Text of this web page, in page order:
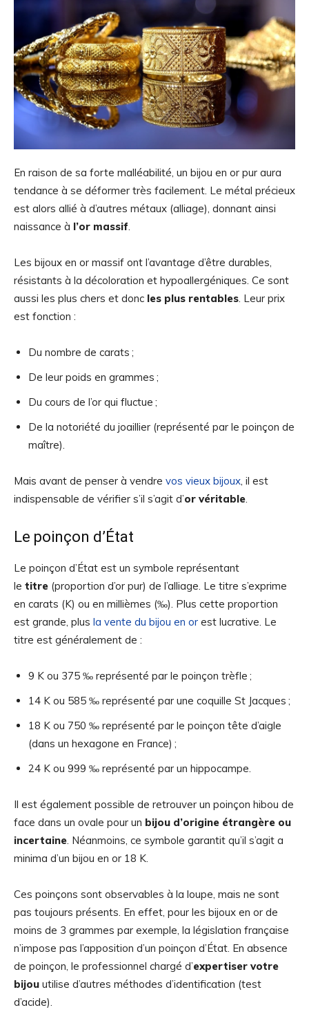
En raison de sa forte malléabilité, un bijou en or pur aura
tendance à se déformer très facilement. Le métal précieux
est alors allié à d’autres métaux (alliage), donnant ainsi
naissance à l’or massif
Les bijoux en or massif ont l’avantage d’être durables,
résistants à la décoloration et hypoallergéniques. Ce sont
aussi les plus chers et donc les plus rentables . Leur prix
est fonction :
Du nombre de carats ;
De leur poids en grammes ;
Du cours de l’or qui fluctue ;
De la notoriété du joaillier (représenté par le poinçon de
maître).
Mais avant de penser à vendre vos vieux bijoux , il est
indispensable de vérifier s’il s’agit d’or véritable
Le poinçon d’État
Le poinçon d’État est un symbole représentant
le titre (proportion d’or pur) de l’alliage. Le titre s’exprime
en carats (K) ou en millièmes (‰). Plus cette proportion
est grande, plus la vente du bijou en or est lucrative. Le
titre est généralement de :
9 K ou 375 ‰ représenté par le poinçon trèfle ;
14 K ou 585 ‰ représenté par une coquille St Jacques ;
18 K ou 750 ‰ représenté par le poinçon tête d’aigle
(dans un hexagone en France) ;
24 K ou 999 ‰ représenté par un hippocampe.
Il est également possible de retrouver un poinçon hibou de
face dans un ovale pour un bijou d’origine étrangère ou
incertaine . Néanmoins, ce symbole garantit qu’il s’agit a
minima d’un bijou en or 18 K.
Ces poinçons sont observables à la loupe, mais ne sont
pas toujours présents. En effet, pour les bijoux en or de
moins de 3 grammes par exemple, la législation française
n’impose pas l’apposition d’un poinçon d’État. En absence
de poinçon, le professionnel chargé d’expertiser votre
bijou utilise d’autres méthodes d’identification (test
d’acide).